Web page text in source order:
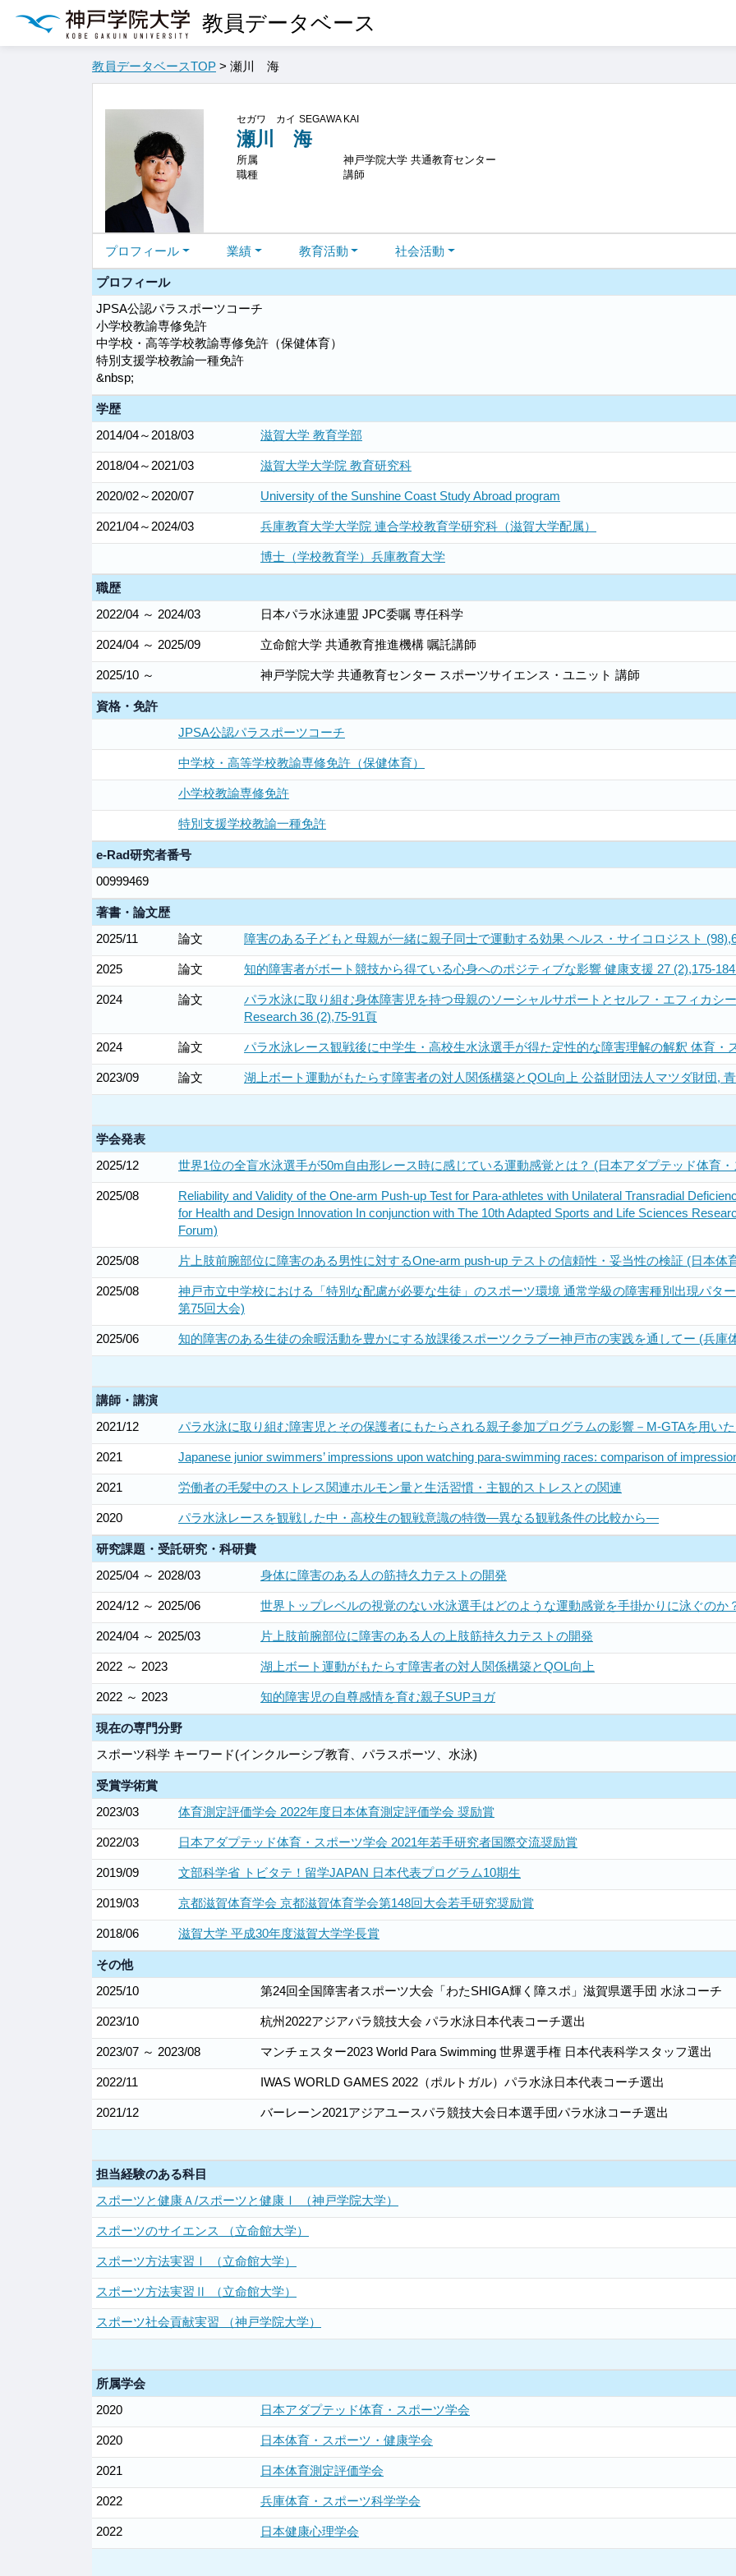
教員データベース
教員データベースTOP > 瀬川 海
セガワ カイ SEGAWA KAI
瀬川 海
所属
神戸学院大学 共通教育センター
職種
講師
プロフィール 業績 教育活動 社会活動
プロフィール
JPSA公認パラスポーツコーチ
小学校教諭専修免許
中学校・高等学校教諭専修免許（保健体育）
特別支援学校教諭一種免許
&nbsp;
学歴
2014/04～2018/03
滋賀大学 教育学部
2018/04～2021/03 滋賀大学大学院 教育研究科
2020/02～2020/07 University of the Sunshine Coast Study Abroad program
2021/04～2024/03 兵庫教育大学大学院 連合学校教育学研究科（滋賀大学配属）
博士（学校教育学）兵庫教育大学
職歴
2022/04 ～ 2024/03
日本パラ水泳連盟 JPC委嘱 専任科学
2024/04 ～ 2025/09 立命館大学 共通教育推進機構 嘱託講師
2025/10 ～ 神戸学院大学 共通教育センター スポーツサイエンス・ユニット 講師
資格・免許
JPSA公認パラスポーツコーチ
中学校・高等学校教諭専修免許（保健体育）
小学校教諭専修免許
特別支援学校教諭一種免許
e-Rad研究者番号
00999469
著書・論文歴
2025/11
論文 障害のある子どもと母親が一緒に親子同士で運動する効果 ヘルス・サイコロジスト
2025 論文 知的障害者がボート競技から得ている心身へのポジティブな影響 健康支援 27 (2),175-
2024 論文
パラ水泳に取り組む身体障害児を持つ母親のソーシャルサポートとセルフ・エフィカシ
Research 36 (2),75-91頁
2024 論文 パラ水泳レース観戦後に中学生・高校生水泳選手が得た定性的な障害理解の解釈 体育・
2023/09 論文 湖上ボート運動がもたらす障害者の対人関係構築とQOL向上 公益財団法人マツダ財団,
学会発表
2025/12
世界1位の全盲水泳選手が50m自由形レース時に感じている運動感覚とは？ (日本アダプテッド体育
2025/08
Reliability and Validity of the One-arm Push-up Test for Para-athletes with Unilateral Transradial
for Health and Design Innovation In conjunction with The 10th Adapted Sports and Life Sciences
Forum)
2025/08 片上肢前腕部位に障害のある男性に対するOne-arm push-up テストの信頼性・妥当性の検証 (日本体
2025/08
神戸市立中学校における「特別な配慮が必要な生徒」のスポーツ環境 通常学級の障害種別出現パタ
第75回大会)
2025/06 知的障害のある生徒の余暇活動を豊かにする放課後スポーツクラブー神戸市の実践を通してー (兵庫
講師・講演
2021/12
パラ水泳に取り組む障害児とその保護者にもたらされる親子参加プログラムの影響－M-GTAを用い
2021 Japanese junior swimmers’ impressions upon watching para-swimming races: comparison of
2021 労働者の毛髪中のストレス関連ホルモン量と生活習慣・主観的ストレスとの関連
2020 パラ水泳レースを観戦した中・高校生の観戦意識の特徴―異なる観戦条件の比較から―
研究課題・受託研究・科研費
2025/04 ～ 2028/03
身体に障害のある人の筋持久力テストの開発
2024/12 ～ 2025/06 世界トップレベルの視覚のない水泳選手はどのような運動感覚を手掛かりに泳ぐのか
2024/04 ～ 2025/03 片上肢前腕部位に障害のある人の上肢筋持久力テストの開発
2022 ～ 2023 湖上ボート運動がもたらす障害者の対人関係構築とQOL向上
2022 ～ 2023 知的障害児の自尊感情を育む親子SUPヨガ
現在の専門分野
スポーツ科学 キーワード(インクルーシブ教育、パラスポーツ、水泳)
受賞学術賞
2023/03
体育測定評価学会 2022年度日本体育測定評価学会 奨励賞
2022/03 日本アダプテッド体育・スポーツ学会 2021年若手研究者国際交流奨励賞
2019/09 文部科学省 トビタテ！留学JAPAN 日本代表プログラム10期生
2019/03 京都滋賀体育学会 京都滋賀体育学会第148回大会若手研究奨励賞
2018/06 滋賀大学 平成30年度滋賀大学学長賞
その他
2025/10
第24回全国障害者スポーツ大会「わたSHIGA輝く障スポ」滋賀県選手団 水泳コーチ
2023/10 杭州2022アジアパラ競技大会 パラ水泳日本代表コーチ選出
2023/07 ～ 2023/08 マンチェスター2023 World Para Swimming 世界選手権 日本代表科学スタッフ選出
2022/11 IWAS WORLD GAMES 2022（ポルトガル）パラ水泳日本代表コーチ選出
2021/12 バーレーン2021アジアユースパラ競技大会日本選手団パラ水泳コーチ選出
担当経験のある科目
スポーツと健康Ａ/スポーツと健康Ⅰ （神戸学院大学）
スポーツのサイエンス （立命館大学）
スポーツ方法実習Ⅰ （立命館大学）
スポーツ方法実習Ⅱ （立命館大学）
スポーツ社会貢献実習 （神戸学院大学）
所属学会
2020
日本アダプテッド体育・スポーツ学会
2020 日本体育・スポーツ・健康学会
2021 日本体育測定評価学会
2022 兵庫体育・スポーツ科学学会
2022 日本健康心理学会